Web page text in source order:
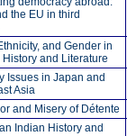
the EU in third
and Gender in
and Literature
Issues in Japan and
Asia
and Misery of Détente
Indian History and